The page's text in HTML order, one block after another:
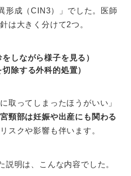
形成（CIN3）」でした。医師
は大きく分けて2つ。
しながら様子を見る）
除する外科的処置）
取ってしまったほうがいい」
頸部は妊娠や出産にも関わる
スクや影響も伴います。
説明は、こんな内容でした。